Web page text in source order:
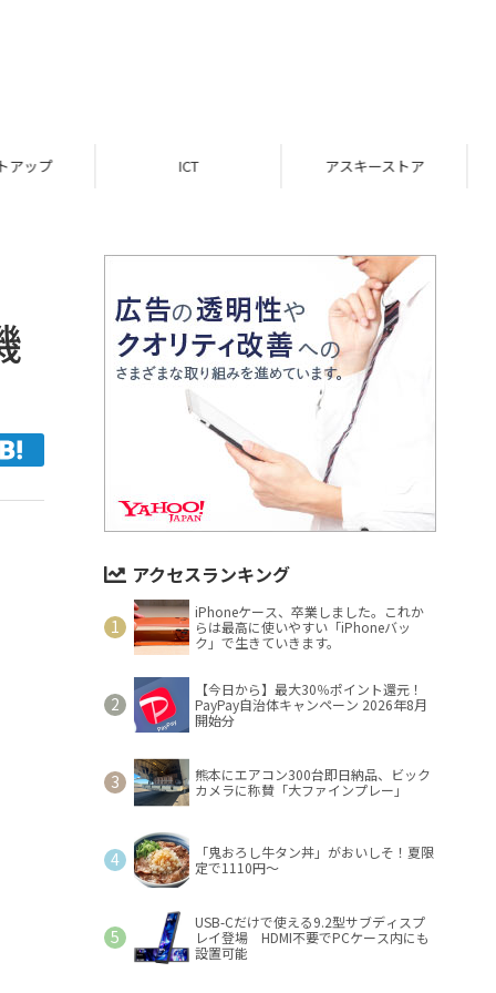
ICT アスキーストア インフォメーション
アクセスランキング
iPhoneケース、卒業しました。これか
らは最高に使いやすい「iPhoneバッ
ク」で生きていきます。
【今日から】最大30％ポイント還元！
PayPay自治体キャンペーン 2026年8月
開始分
熊本にエアコン300台即日納品、ビック
カメラに称賛「大ファインプレー」
「鬼おろし牛タン丼」がおいしそ！夏限
定で1110円～
USB-Cだけで使える9.2型サブディスプ
レイ登場 HDMI不要でPCケース内にも
設置可能